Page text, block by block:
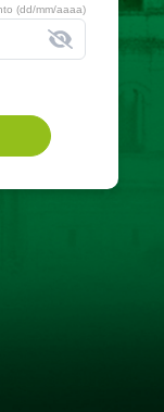
(dd/mm/aaaa)